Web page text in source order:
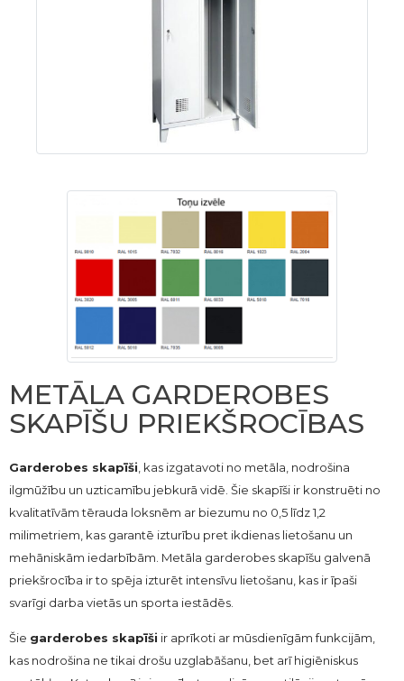
METĀLA GARDEROBES
SKAPĪŠU PRIEKŠROCĪBAS
Garderobes skapīši , kas izgatavoti no metāla, nodrošina
ilgmūžību un uzticamību jebkurā vidē. Šie skapīši ir konstruēti no
kvalitatīvām tērauda loksnēm ar biezumu no 0,5 līdz 1,2
milimetriem, kas garantē izturību pret ikdienas lietošanu un
mehāniskām iedarbībām. Metāla garderobes skapīšu galvenā
priekšrocība ir to spēja izturēt intensīvu lietošanu, kas ir īpaši
svarīgi darba vietās un sporta iestādēs.
Šie garderobes skapīši ir aprīkoti ar mūsdienīgām funkcijām,
kas nodrošina ne tikai drošu uzglabāšanu, bet arī higiēniskus